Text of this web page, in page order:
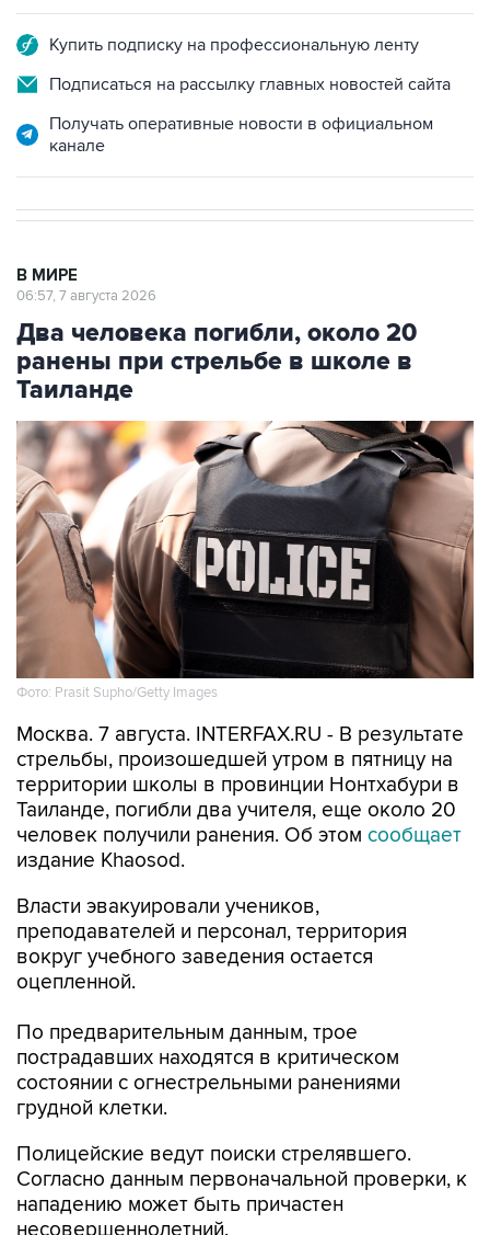
Купить подписку на профессиональную ленту
Подписаться на рассылку главных новостей сайта
Получать оперативные новости в официальном
канале
В МИРЕ
06:57, 7 августа 2026
Два человека погибли, около 20
ранены при стрельбе в школе в
Таиланде
Фото: Prasit Supho/Getty Images
Москва. 7 августа. INTERFAX.RU - В результате
стрельбы, произошедшей утром в пятницу на
территории школы в провинции Нонтхабури в
Таиланде, погибли два учителя, еще около 20
человек получили ранения. Об этом сообщает
издание Khaosod.
Власти эвакуировали учеников,
преподавателей и персонал, территория
вокруг учебного заведения остается
оцепленной.
По предварительным данным, трое
пострадавших находятся в критическом
состоянии с огнестрельными ранениями
грудной клетки.
Полицейские ведут поиски стрелявшего.
Согласно данным первоначальной проверки, к
нападению может быть причастен